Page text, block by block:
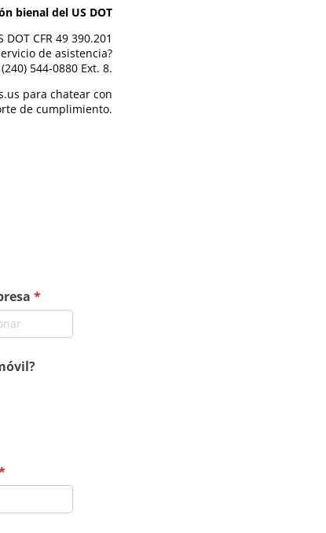
bienal del US DOT
DOT CFR 49 390.201
de asistencia?
544-0880 Ext. 8.
para chatear con
de cumplimiento.
*
(required)